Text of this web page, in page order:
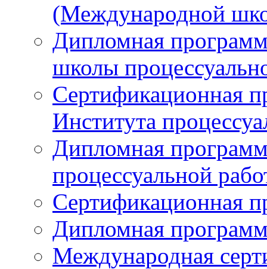
(Международной
Дипломная
школы
Сертификационная
Института
Дипломная
процессуальной
Сертификационная
Дипломная
Международная